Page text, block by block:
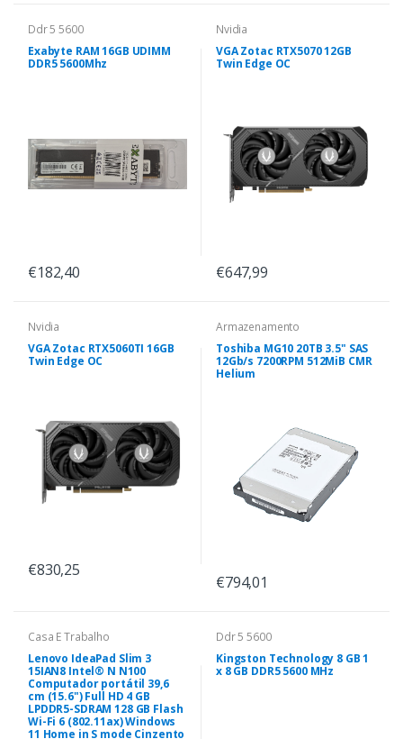
Ddr 5 5600
Exabyte RAM 16GB UDIMM
DDR5 5600Mhz
€182,40
Nvidia
VGA Zotac RTX5070 12GB
Twin Edge OC
€647,99
Nvidia
VGA Zotac RTX5060TI 16GB
Twin Edge OC
€830,25
Armazenamento
Toshiba MG10 20TB 3.5" SAS
12Gb/s 7200RPM 512MiB CMR
Helium
€794,01
Casa E Trabalho
Lenovo IdeaPad Slim 3
15IAN8 Intel® N N100
Computador portátil 39,6
cm (15.6") Full HD 4 GB
LPDDR5-SDRAM 128 GB Flash
Wi-Fi 6 (802.11ax) Windows
11 Home in S mode Cinzento
Ddr 5 5600
Kingston Technology 8 GB 1
x 8 GB DDR5 5600 MHz